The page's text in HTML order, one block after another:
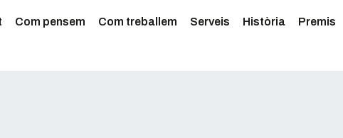
Com pensem Com treballem Serveis Història Premis